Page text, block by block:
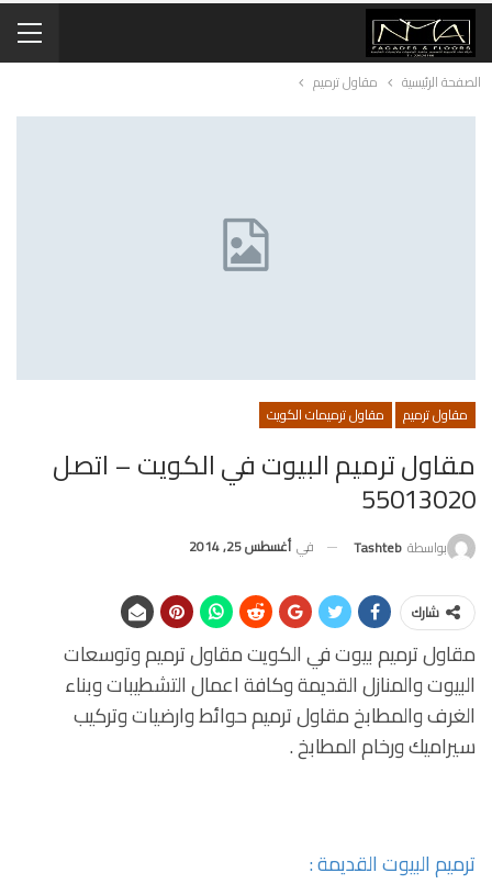
الصفحة الرئيسية مقاول ترميم
مقاول ترميم مقاول ترميمات الكويت
مقاول ترميم البيوت في الكويت – اتصل
55013020
بواسطة Tashteb في أغسطس 25, 2014
شارك
مقاول ترميم بيوت في الكويت مقاول ترميم وتوسعات
البيوت والمنازل القديمة وكافة اعمال التشطيبات وبناء
الغرف والمطابخ مقاول ترميم حوائط وارضيات وتركيب
سيراميك ورخام المطابخ .
ترميم البيوت القديمة :